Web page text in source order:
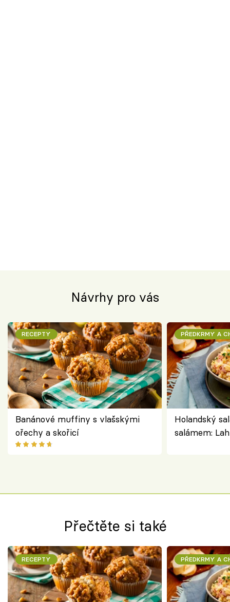
Návrhy pro vás
RECEPTY
Banánové muffiny s vlašskými
ořechy a skořicí
PŘEDKRMY A
Holandský
salámem:
Přečtěte si také
RECEPTY PŘEDKRMY A